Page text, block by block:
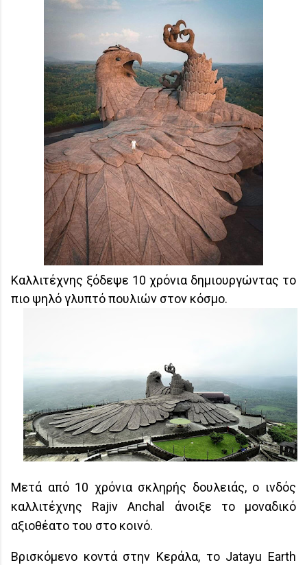
Καλλιτέχνης ξόδεψε 10 χρόνια δημιουργώντας το
πιο ψηλό γλυπτό πουλιών στον κόσμο.
Μετά από 10 χρόνια σκληρής δουλειάς, ο ινδός
καλλιτέχνης Rajiv Anchal άνοιξε το μοναδικό
αξιοθέατο του στο κοινό.
Βρισκόμενο κοντά στην Κεράλα, το Jatayu Earth